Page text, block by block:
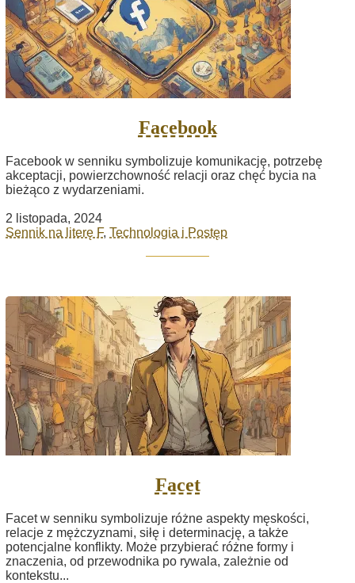
Facebook
Facebook w senniku symbolizuje komunikację, potrzebę
akceptacji, powierzchowność relacji oraz chęć bycia na
bieżąco z wydarzeniami.
2 listopada, 2024
Sennik na literę F, Technologia i Postęp
Facet
Facet w senniku symbolizuje różne aspekty męskości,
relacje z mężczyznami, siłę i determinację, a także
potencjalne konflikty. Może przybierać różne formy i
znaczenia, od przewodnika po rywala, zależnie od
kontekstu...